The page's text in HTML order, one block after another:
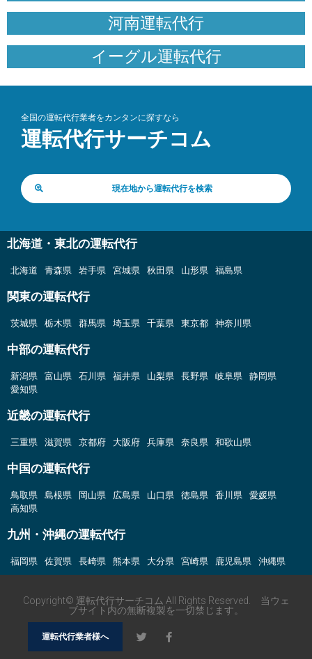
河南運転代行
イーグル運転代行
全国の運転代行業者をカンタンに探すなら
運転代行サーチコム
現在地から運転代行を検索
北海道・東北の運転代行
北海道 青森県 岩手県 宮城県 秋田県 山形県 福島県
関東の運転代行
茨城県 栃木県 群馬県 埼玉県 千葉県 東京都 神奈川県
中部の運転代行
新潟県 富山県 石川県 福井県 山梨県 長野県 岐阜県
静岡県
愛知県
近畿の運転代行
三重県 滋賀県 京都府 大阪府 兵庫県 奈良県 和歌山県
中国の運転代行
鳥取県 島根県 岡山県 広島県 山口県 徳島県 香川県
愛媛県
高知県
九州・沖縄の運転代行
福岡県 佐賀県 長崎県 熊本県 大分県 宮崎県 鹿児島県 沖縄県
Copyright© 運転代行サーチコム All Rights Reserved. 当ウェ
ブサイト内の無断複製を一切禁じます。
運転代行業者様へ